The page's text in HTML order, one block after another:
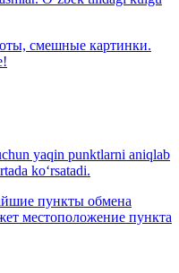
смешные картинки.
yaqin punktlarni aniqlab
ko‘rsatadi.
пункты обмена
местоположение пункта